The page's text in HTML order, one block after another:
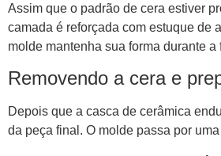
Assim que o padrão de cera estiver
camada é reforçada com estuque de
molde mantenha sua forma durante a
Removendo a cera e
Depois que a casca de cerâmica
da peça final. O molde passa por